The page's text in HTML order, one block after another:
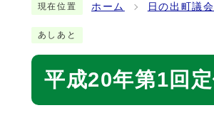
現在位置 ホーム 日の出町議会
あしあと
平成20年第1回